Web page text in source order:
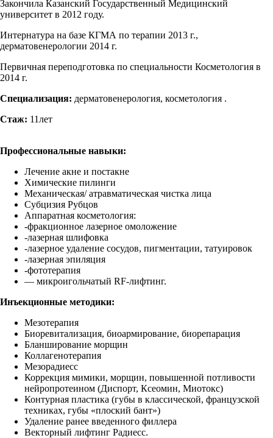
Закончила Казанский Государственный Медицинский
университет в 2012 году.
Интернатура на базе КГМА по терапии 2013 г.,
дерматовенерологии 2014 г.
Первичная переподготовка по специальности Косметология в
2014 г.
Специализация: дерматовенерология, косметология .
Стаж: 11лет
Профессиональные навыки:
Лечение акне и постакне
Химические пилинги
Механическая/ атравматическая чистка лица
Субцизия Рубцов
Аппаратная косметология:
-фракционное лазерное омоложение
-лазерная шлифовка
-лазерное удаление сосудов, пигментации, татуировок
-лазерная эпиляция
-фототерапия
— микроигольчатый RF-лифтинг.
Инъекционные методики:
Мезотерапия
Биоревитализация, биоармирование, биорепарация
Бланширование морщин
Коллагенотерапия
Мезорадиесс
Коррекция мимики, морщин, повышенной потливости
нейропротеином (Диспорт, Ксеомин, Миотокс)
Контурная пластика (губы в классической, французской
техниках, губы «плоский бант»)
Удаление ранее введенного филлера
Векторный лифтинг Радиесс.